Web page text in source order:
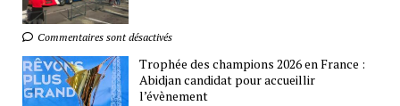
Commentaires sont désactivés
Trophée des champions 2026 en France :
Abidjan candidat pour accueillir
l’évènement